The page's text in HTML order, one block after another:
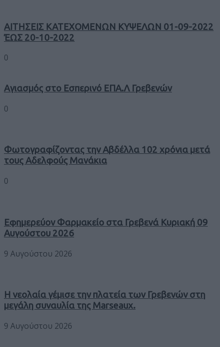
ΑΙΤΗΣΕΙΣ ΚΑΤΕΧΟΜΕΝΩΝ ΚΥΨΕΛΩΝ 01-09-2022
ΈΩΣ 20-10-2022
0
Αγιασμός στο Εσπερινό ΕΠΑ.Λ Γρεβενών
0
Φωτογραφίζοντας την Αβδέλλα 102 χρόνια μετά
τους Αδελφούς Μανάκια
0
Εφημερεύον Φαρμακείο στα Γρεβενά Κυριακή 09
Αυγούστου 2026
9 Αυγούστου 2026
Η νεολαία γέμισε την πλατεία των Γρεβενών στη
μεγάλη συναυλία της Marseaux.
9 Αυγούστου 2026